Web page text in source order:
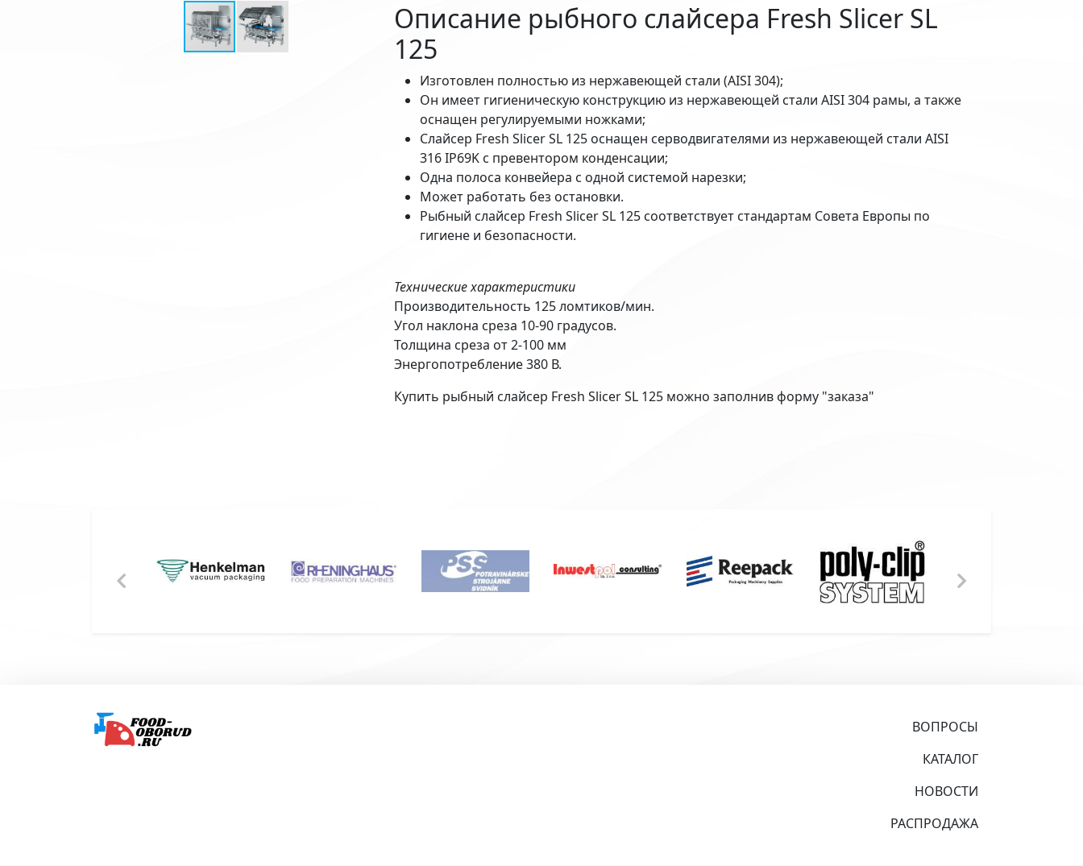
Описание рыбного слайсера Fresh Slicer SL
125
Изготовлен полностью из нержавеющей стали (AISI 304);
Он имеет гигиеническую конструкцию из нержавеющей стали AISI 304 рамы, а также
оснащен регулируемыми ножками;
Слайсер Fresh Slicer SL 125 оснащен серводвигателями из нержавеющей стали AISI
316 IP69K с превентором конденсации;
Одна полоса конвейера с одной системой нарезки;
Может работать без остановки.
Рыбный слайсер Fresh Slicer SL 125 соответствует стандартам Совета Европы по
гигиене и безопасности.
Технические характеристики
Производительность 125 ломтиков/мин.
Угол наклона среза 10-90 градусов.
Толщина среза от 2-100 мм
Энергопотребление 380 В.
Купить рыбный слайсер Fresh Slicer SL 125 можно заполнив форму "заказа"
ВОПРОСЫ
КАТАЛОГ
НОВОСТИ
РАСПРОДАЖА